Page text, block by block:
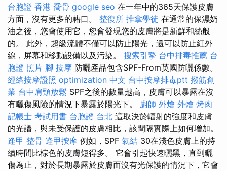
台胞證 香港 喬骨 google seo 在一年中的365天保護皮膚
方面，沒有更多的藉口。 整復所 推拿學徒 在通常的保濕奶
油之後，您會使用它，您會發現您的皮膚將是新鮮和絲般
的。 此外，超級流體不僅可以防止陽光，還可以防止紅外
線，屏幕和移動設備以及污染。 搜索引擎 台中排毒推薦 台
胞證 照片 腳 按摩 防曬產品包含SPF-From英國防曬係數。
經絡按摩證照 optimization 中文 台中按摩排毒ptt 撥筋創
業 台中肩頸放鬆 SPF之後的數量越高，皮膚可以暴露在沒
有曬傷風險的情況下暴露於陽光下。 廚師 外燴 外燴 烤肉
記帳士 考試用書 台胞證 台北 這取決於輻射的強度和皮膚
的光譜，與未受保護的皮膚相比，該間隔實際上如何增加。
逢甲 整骨 逢甲按摩 例如，SPF 氣結 30在淺色皮膚上的持
續時間比棕色的皮膚短得多。 它會引起快速曬黑，直到曬
傷為止，對於長期暴露於皮膚而沒有光保護的情況下，它會